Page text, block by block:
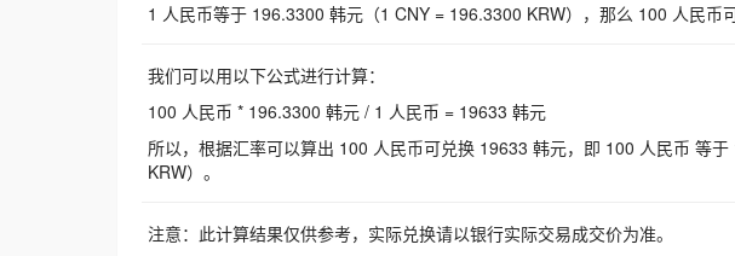
1 人民币等于 196.3300 韩元（1 CNY = 196.3300 KRW），那么 100 人民币
我们可以用以下公式进行计算：
100 人民币 * 196.3300 韩元 / 1 人民币 = 19633 韩元
所以，根据汇率可以算出 100 人民币可兑换 19633 韩元，即 100 人民币 等
KRW）。
注意：此计算结果仅供参考，实际兑换请以银行实际交易成交价为准。